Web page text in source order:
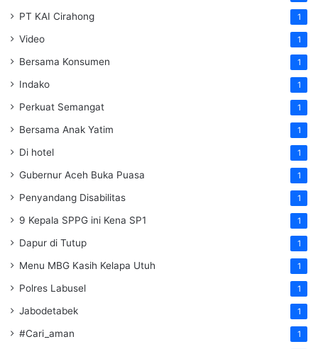
PT KAI Cirahong 1
Video 1
Bersama Konsumen 1
Indako 1
Perkuat Semangat 1
Bersama Anak Yatim 1
Di hotel 1
Gubernur Aceh Buka Puasa 1
Penyandang Disabilitas 1
9 Kepala SPPG ini Kena SP1 1
Dapur di Tutup 1
Menu MBG Kasih Kelapa Utuh 1
Polres Labusel 1
Jabodetabek 1
#Cari_aman 1